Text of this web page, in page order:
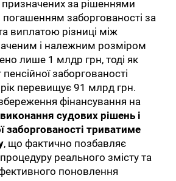
призначених за рішеннями
заборгованості за
виплатою різниці між
і належним розміром
лише 1 млдр грн, тоді як
заборгованості
перевищує 91 млрд грн.
фінансування на
виконання судових рішень і
заборгованості триватиме
, що фактично позбавляє
реального змісту та
поновлення